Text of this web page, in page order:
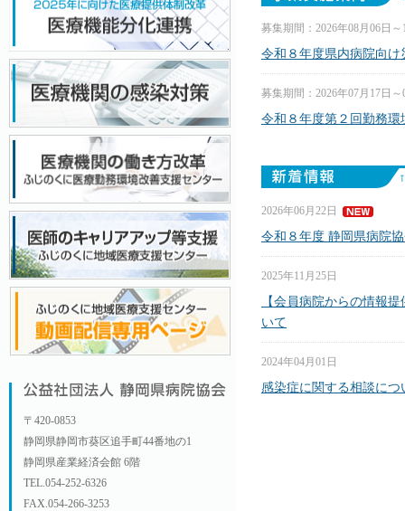
〒420-0853
静岡県静岡市葵区追手町44番地の1
静岡県産業経済会館 6階
TEL.054-252-6326
FAX.054-266-3253
募集期間：2026年08月06日～
令和８年度県内病院向
募集期間：2026年07月17日～
令和８年度第２回勤務環
2026年06月22日
令和８年度 静岡県病院
2025年11月25日
【会員病院からの情報
いて
2024年04月01日
感染症に関する相談につ